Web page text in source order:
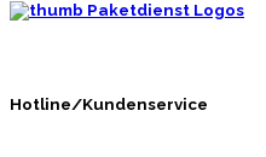
Hotline/Kundenservice